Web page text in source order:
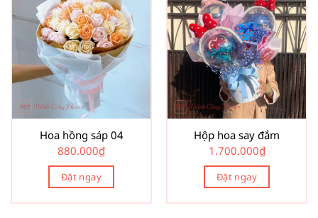
Hoa hồng sáp 04
880.000₫
Đặt ngay
Hộp hoa say đắm
1.700.000₫
Đặt ngay